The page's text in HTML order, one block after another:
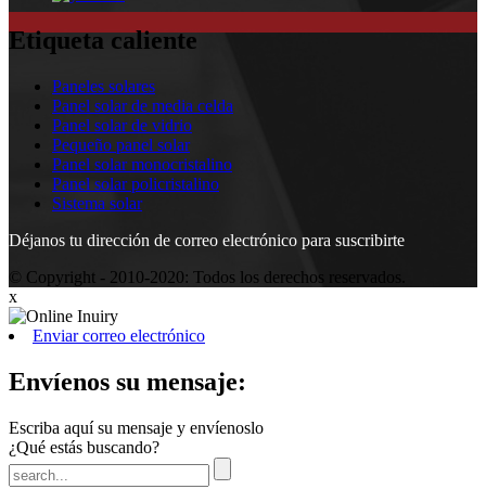
Etiqueta caliente
Paneles solares
Panel solar de media celda
Panel solar de vidrio
Pequeño panel solar
Panel solar monocristalino
Panel solar policristalino
Sistema solar
Déjanos tu dirección de correo electrónico para suscribirte
© Copyright - 2010-2020: Todos los derechos reservados.
x
Enviar correo electrónico
Envíenos su mensaje:
Escriba aquí su mensaje y envíenoslo
¿Qué estás buscando?